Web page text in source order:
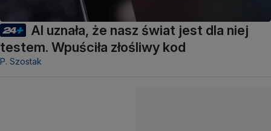
AI uznała, że nasz świat jest dla niej
testem. Wpuściła złośliwy kod
P. Szostak